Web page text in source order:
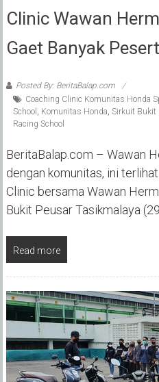
Clinic Wawan
Gaet Banyak
Posted By: BeritaBalap.com
Coaching Clinic Komunitas Honda
School
Komunitas Honda Sirkuit Bukit
Racing School
BeritaBalap.com – Wawan
dengan komunitas, ini
Clinic bersama Wawan
Bukit Peusar Tasikmalaya
Read more